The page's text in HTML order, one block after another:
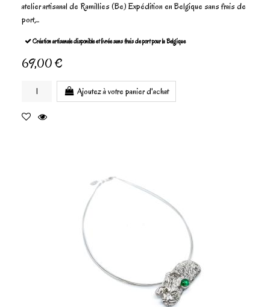
atelier artisanal de Ramillies (Be) Expédition en Belgique sans frais de
port,...
Création artisanale disponible et livrée sans frais de port pour la Belgique
69,00 €
Ajoutez à votre panier d'achat